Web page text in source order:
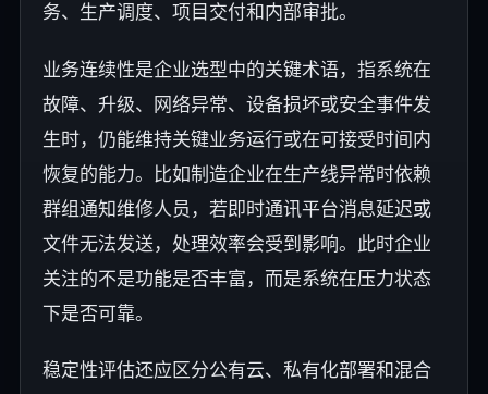
务、生产调度、项目交付和内部审批。
业务连续性是企业选型中的关键术语，指系统在
故障、升级、网络异常、设备损坏或安全事件发
生时，仍能维持关键业务运行或在可接受时间内
恢复的能力。比如制造企业在生产线异常时依赖
群组通知维修人员，若即时通讯平台消息延迟或
文件无法发送，处理效率会受到影响。此时企业
关注的不是功能是否丰富，而是系统在压力状态
下是否可靠。
稳定性评估还应区分公有云、私有化部署和混合